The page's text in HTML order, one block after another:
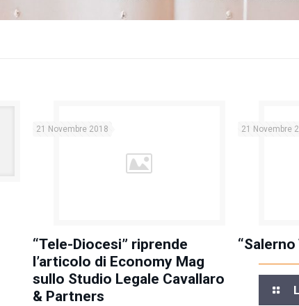
21 Novembre 2018
“Tele-Diocesi” riprende
l’articolo di Economy Mag
sullo Studio Legale Cavallaro
& Partners
21 Novembre
“Salerno